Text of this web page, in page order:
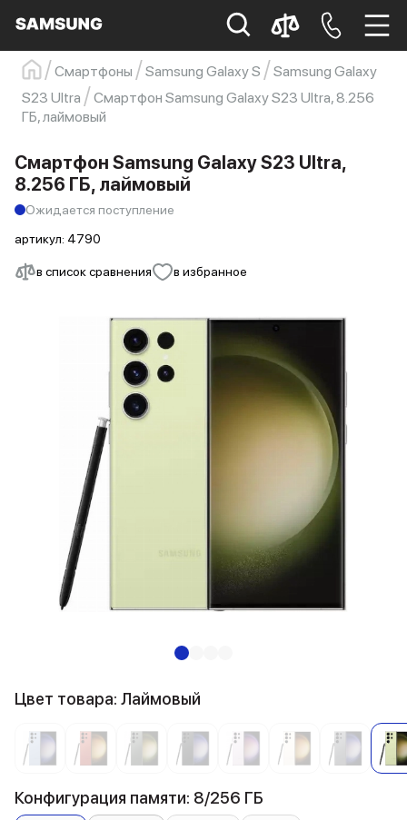
Samsung Смартфон s23
s23 ultra
Galaxy S22
Смартфоны Samsung Galaxy S
Samsung Galaxy
S23 Ultra
Смартфон Samsung Galaxy S23 Ultra, 8.256
ГБ, лаймовый
в список сравнения в избранное
Смартфон Samsung Galaxy S23 Ultra,
8.256 ГБ, лаймовый
Ожидается поступление
артикул: 4790
Цвет товара: Лаймовый
Конфигурация памяти: 8/256 ГБ